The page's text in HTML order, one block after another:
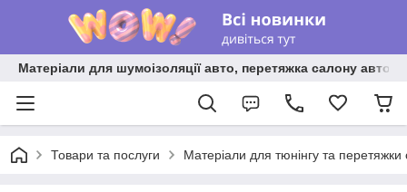
Матеріали для шумоізоляції авто, перетяжка салону авто
Товари та послуги Матеріали для тюнінгу та